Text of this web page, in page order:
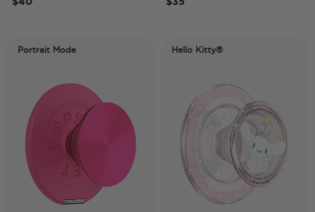
Portrait Mode Hello Kitty®